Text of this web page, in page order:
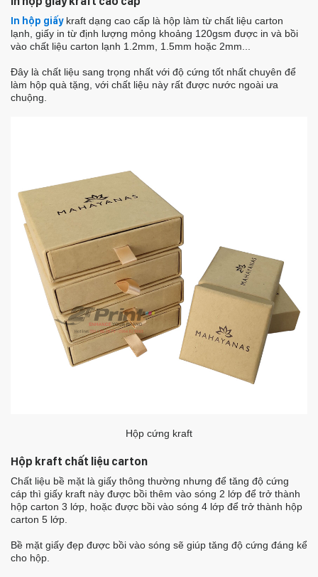
In hộp giấykraft dạng cao cấp là hộp làm từ chất liệu carton
lạnh, giấy in từ định lượng mỏng khoảng 120gsm được in và bồi
vào chất liệu carton lạnh 1.2mm, 1.5mm hoặc 2mm...
Đây là chất liệu sang trọng nhất với độ cứng tốt nhất chuyên để
làm hộp quà tặng, với chất liệu này rất được nước ngoài ưa
chuộng.
Hộp cứng kraft
Hộp kraft chất liệu carton
Chất liệu bề mặt là giấy thông thường nhưng để tăng độ cứng
cáp thì giấy kraft này được bồi thêm vào sóng 2 lớp để trở thành
hộp carton 3 lớp, hoặc được bồi vào sóng 4 lớp để trở thành hộp
carton 5 lớp.
Bề mặt giấy đẹp được bồi vào sóng sẽ giúp tăng độ cứng đáng kể
cho hộp.